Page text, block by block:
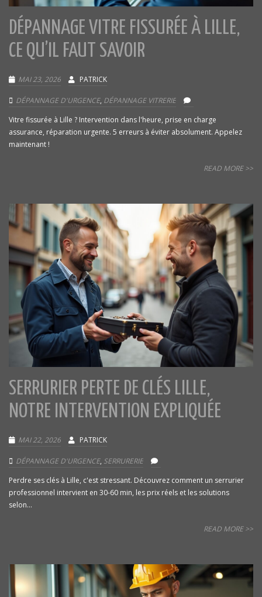
DÉPANNAGE VITRE FISSURÉE À LILLE,
CE QU’IL FAUT SAVOIR
MAI 23, 2026 PATRICK
DÉPANNAGE D'URGENCE, DÉPANNAGE VITRERIE
Vitre fissurée à Lille ? Intervention dans l'heure, prise en charge
assurance, réparation urgente. 5 erreurs à éviter absolument. Appelez
maintenant !
READ MORE >>
SERRURIER PERTE DE CLÉS LILLE,
NOTRE INTERVENTION EXPLIQUÉE
MAI 22, 2026 PATRICK
DÉPANNAGE D'URGENCE, SERRURERIE
Perdre ses clés à Lille, c'est stressant. Découvrez comment un serrurier
professionnel intervient en 30-60 min, les prix réels et les solutions
selon...
READ MORE >>